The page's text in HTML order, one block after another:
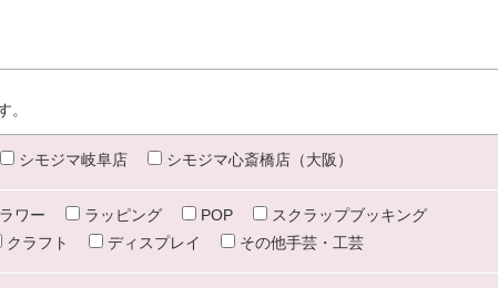
。
シモジマ岐阜店 シモジマ心斎橋店（大阪）
ワー ラッピング POP
スクラップブッキング
クラフト ディスプレイ その他手芸・工芸